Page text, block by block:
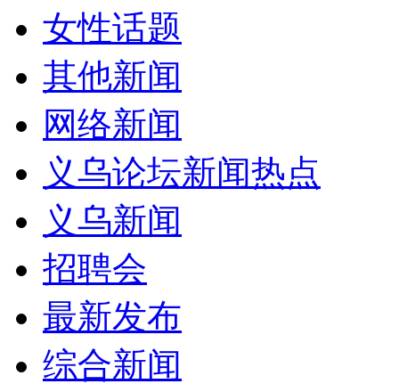
女性话题
其他新闻
网络新闻
义乌论坛新闻热点
义乌新闻
招聘会
最新发布
综合新闻